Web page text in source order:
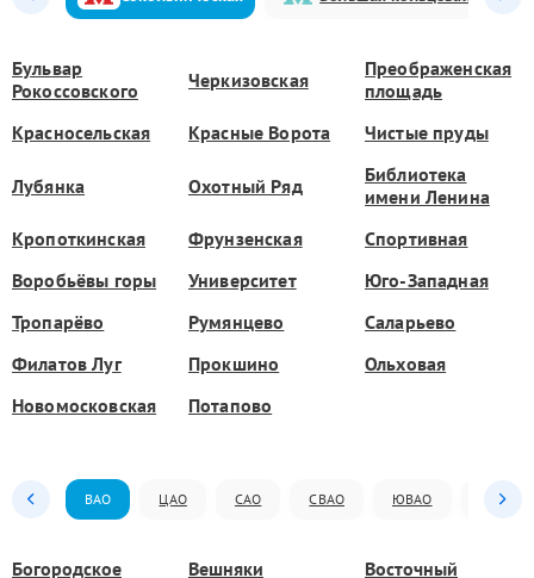
Бульвар
Рокоссовского
Черкизовская
Преображенская
площадь
Красносельская
Красные Ворота Чистые пруды
Лубянка Охотный Ряд
Библиотека
имени Ленина
Кропоткинская
Фрунзенская
Спортивная
Воробьёвы горы
Университет
Юго-Западная
Тропарёво
Румянцево
Саларьево
Филатов Луг
Прокшино
Ольховая
Новомосковская
Потапово
ВАО ЦАО САО СВАО ЮВАО ЮАО
Богородское Вешняки Восточный